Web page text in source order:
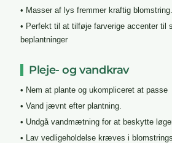
• Masser af lys fremmer kraftig blomstring.
• Perfekt til at tilføje farverige accenter til
beplantninger
Pleje- og vandkrav
• Nem at plante og ukompliceret at passe
• Vand jævnt efter plantning.
• Undgå vandmætning for at beskytte
• Lav vedligeholdelse kræves i